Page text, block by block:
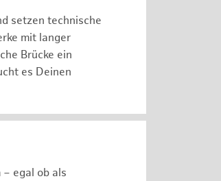
setzen technische
mit langer
Brücke ein
es Deinen
egal ob als